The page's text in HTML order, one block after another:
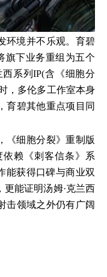
环境并不乐观。育碧
旗下业务重组为五个
系列IP(含《细胞分
，多伦多工作室本身
育碧其他重点项目同
《细胞分裂》重制版
赖《刺客信条》系
能获得口碑与商业双
能证明汤姆·克兰西
击领域之外仍有广阔